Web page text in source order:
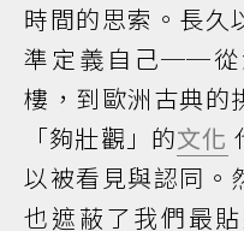
時間的思索。長久
準定義自己──從
樓，到歐洲古典的
「夠壯觀」的文化
以被看見與認同。
也遮蔽了我們最